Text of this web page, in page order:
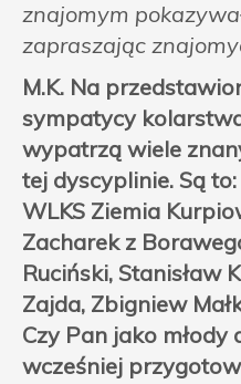
znajomym
zapraszając
M.K. Na
sympatycy
wypatrzą wiele
tej dyscyplinie. Są
WLKS Ziemia
Zacharek z
Ruciński, Stanisław
Zajda, Zbigniew
Czy Pan jako młody
wcześniej